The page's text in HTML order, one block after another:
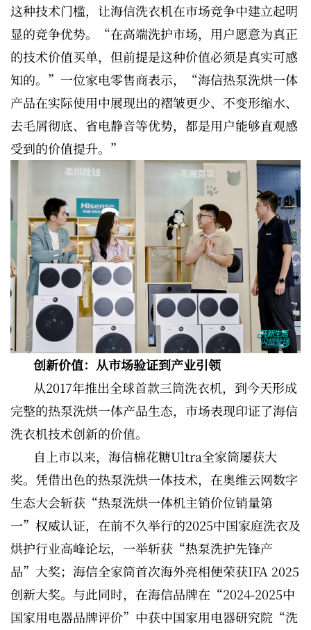
这种技术门槛，让海信洗衣机在市场竞争中建立起明
显的竞争优势。“在高端洗护市场，用户愿意为真正
的技术价值买单，但前提是这种价值必须是真实可感
知的。”一位家电零售商表示，“海信热泵洗烘一体
产品在实际使用中展现出的褶皱更少、不变形缩水、
去毛屑彻底、省电静音等优势，都是用户能够直观感
受到的价值提升。”
创新价值：从市场验证到产业引领
从2017年推出全球首款三筒洗衣机，到今天形成
完整的热泵洗烘一体产品生态，市场表现印证了海信
洗衣机技术创新的价值。
自上市以来，海信棉花糖Ultra全家筒屡获大
奖。凭借出色的热泵洗烘一体技术，在奥维云网数字
生态大会斩获“热泵洗烘一体机主销价位销量第
一”权威认证，在前不久举行的2025中国家庭洗衣及
烘护行业高峰论坛，一举斩获“热泵洗护先锋产
品”大奖；海信全家筒首次海外亮相便荣获IFA 2025
创新大奖。与此同时，在海信品牌在“2024-2025中
国家用电器品牌评价”中获中国家用电器研究院“洗